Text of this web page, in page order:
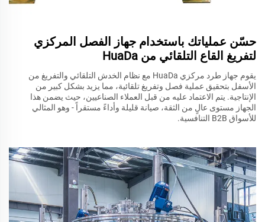
حسّن عملياتك باستخدام جهاز الفصل المركزي
لتفريغ القاع التلقائي من HuaDa
يقوم جهاز طرد مركزي HuaDa مع نظام الخدش التلقائي والتفريغ من
الأسفل بتحقيق عملية فصل وتفريغ تلقائية، مما يزيد بشكل كبير من
الإنتاجية. يتم الاعتماد عليه من قبل العملاء الصناعيين، حيث يضمن هذا
الجهاز مستوى عالٍ من الثقة، صيانة قليلة وأداءً مستقراً - وهو المثالي
للأسواق B2B التنافسية.